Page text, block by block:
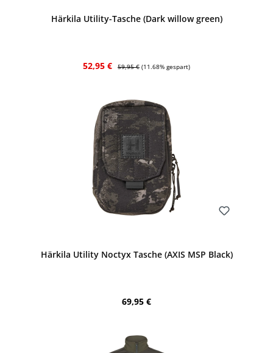
Härkila Utility-Tasche (Dark willow green)
Verkaufspreis:
52,95 € Regulärer Preis:
59,95 € (11.68% gespart)
Härkila Utility Noctyx Tasche (AXIS MSP Black)
Regulärer Preis:
69,95 €